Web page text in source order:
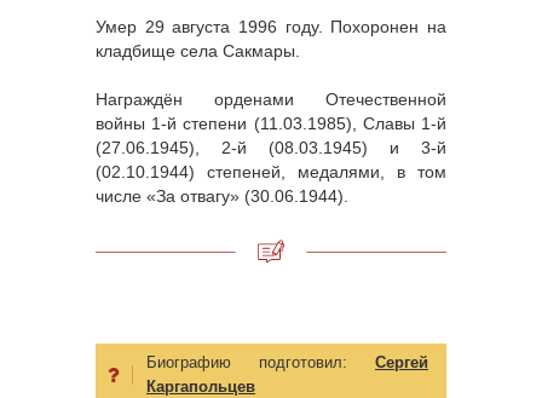
Умер 29 августа 1996 году. Похоронен на
кладбище села Сакмары.
Награждён орденами Отечественной
войны 1-й степени (11.03.1985), Славы 1-й
(27.06.1945), 2-й (08.03.1945) и 3-й
(02.10.1944) степеней, медалями, в том
числе «За отвагу» (30.06.1944).
Биографию подготовил: Сергей
Каргапольцев